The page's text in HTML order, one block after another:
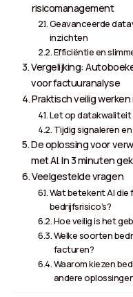
risicomanagement
Geavanceerde
inzichten
Efficiëntie en
Vergelijking:
voor factuuranalyse
Praktisch veilig
Let op datakwaliteit
Tijdig signaleren
De oplossing voor
met AI. In 3 minuten
Veelgestelde vragen
Wat betekent AI
bedrijfsrisico’s?
Hoe veilig is het
Welke soorten
facturen?
Waarom kiezen
andere